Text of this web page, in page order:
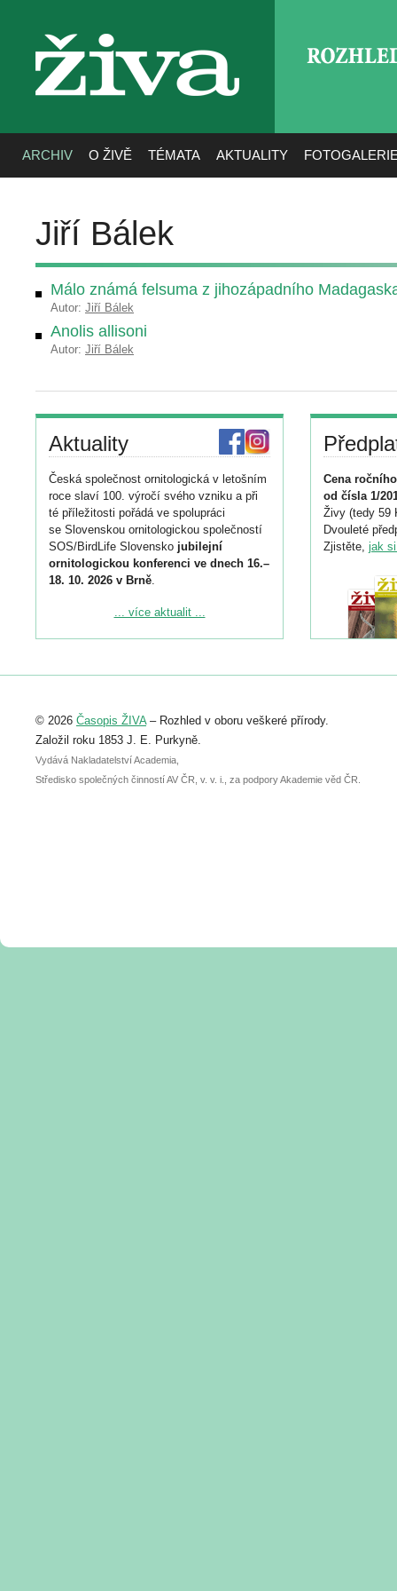
živa
ARCHIV O ŽIVĚ TÉMATA AKTUALITY
Jiří Bálek
Málo známá felsuma z jihozápadního
Autor: Jiří Bálek
Anolis allisoni
Autor: Jiří Bálek
Aktuality
Česká společnost ornitologická v letošním
roce slaví 100. výročí svého vzniku a při
té příležitosti pořádá ve spolupráci
se Slovenskou ornitologickou společností
SOS/BirdLife Slovensko jubilejní
ornitologickou konferenci ve dnech 16.–
18. 10. 2026 v Brně.
Podrobnější informace ke konferenci
Registrovat se můžete do 6. září.
abstraktu přihlášené přednášky nebo
posteru je už 30. června.
... více aktualit ...
Cena
od čísla 1/
Živy (tedy 59
Dvouleté
Zjistěte, jak
© 2026 Časopis ŽIVA– Rozhled v oboru veškeré přírody.
Založil roku 1853 J. E. Purkyně.
Vydává Nakladatelství Academia,
Středisko společných činností AV ČR, v. v. i., za podpory Akademie věd ČR.